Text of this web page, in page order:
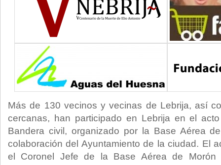
Más de 130 vecinos y vecinas de Lebrija, así
cercanas, han participado en Lebrija en el
Bandera civil, organizado por la Base Aérea
colaboración del Ayuntamiento de la ciudad. El
el Coronel Jefe de la Base Aérea de